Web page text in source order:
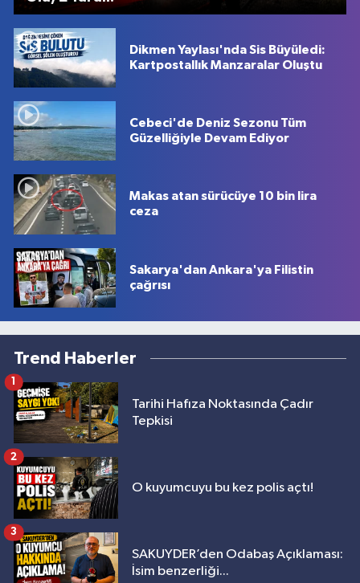
Dikmen Yaylası'nda Sis Büyüledi:
Kartpostallık Manzaralar Oluştu
Cebeci'de Deniz Sezonu Tüm
Güzelliğiyle Devam Ediyor
Makas atan sürücüye 10 bin lira
ceza
Sakarya'dan Ankara'ya Filistin
çağrısı
Trend Haberler
Tarihi Hafıza Noktasında Çadır
Tepkisi
1
O kuyumcuyu bu kez polis açtı!
2
SAKUYDER’den Odabaş Açıklaması:
İsim benzerliği...
3